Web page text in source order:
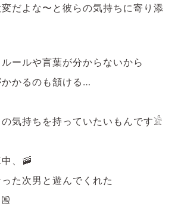
だよな〜と彼らの気持ちに寄り添
ールや言葉が分からないから
かるのも頷ける…
気持ちを持っていたいもんです𓀀
、🚠
た次男と遊んでくれた